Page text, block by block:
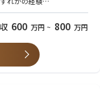
作成
上げ支援
基礎知識
きる方
600 万円 ~ 800 万円